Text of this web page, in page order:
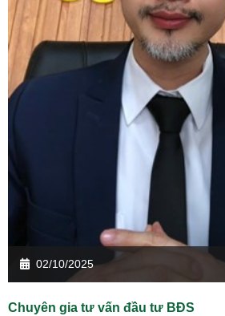
02/10/2025
Chuyên gia tư vấn đầu tư BĐS